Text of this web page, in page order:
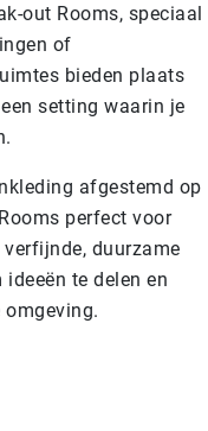
out Rooms, speciaal
of
bieden plaats
setting waarin je
afgestemd op
perfect voor
duurzame
te delen en
omgeving.